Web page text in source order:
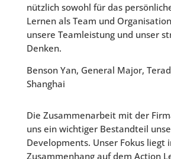
nützlich sowohl für das
Lernen als Team und
unsere Teamleistung und unser
Denken.
Benson Yan, General Major,
Shanghai
Die Zusammenarbeit mit der
uns ein wichtiger Bestandteil
Developments. Unser Fokus liegt
Zusammenhang auf dem Action